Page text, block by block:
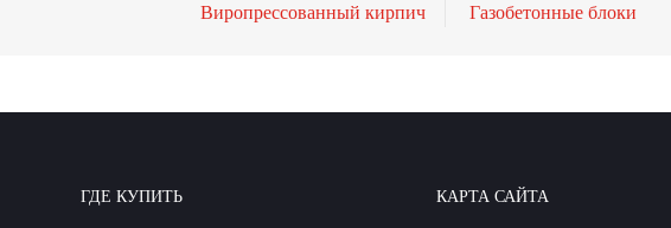
Виропрессованный кирпич Газобетонные блоки
ГДЕ КУПИТЬ КАРТА САЙТА